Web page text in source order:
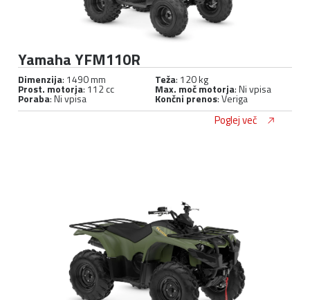
Yamaha YFM110R
Dimenzija: 1490 mm Teža: 120 kg
Prost. motorja: 112 cc Max. moč motorja: Ni vpisa
Poraba: Ni vpisa Končni prenos: Veriga
Poglej več